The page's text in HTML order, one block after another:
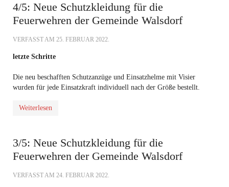
4/5: Neue Schutzkleidung für die
Feuerwehren der Gemeinde Walsdorf
VERFASST AM 25. FEBRUAR 2022.
letzte Schritte
Die neu beschafften Schutzanzüge und Einsatzhelme mit Visier
wurden für jede Einsatzkraft individuell nach der Größe bestellt.
Weiterlesen
3/5: Neue Schutzkleidung für die
Feuerwehren der Gemeinde Walsdorf
VERFASST AM 24. FEBRUAR 2022.